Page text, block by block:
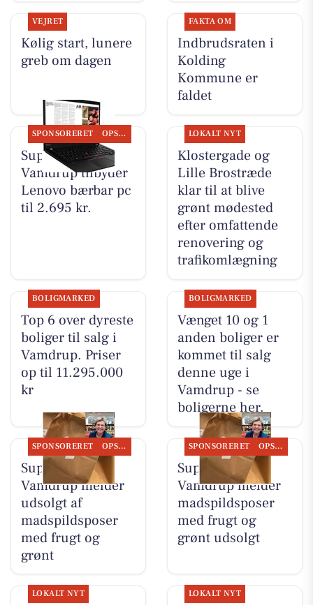
VEJRET
Kølig start, lunere
greb om dagen
FAKTA OM
Indbrudsraten i
Kolding
Kommune er
faldet
SPONSORERET OPSLAGSTAVLEN
SuperBrugsen
Vamdrup tilbyder
Lenovo bærbar pc
til 2.695 kr.
LOKALT NYT
Klostergade og
Lille Brostræde
klar til at blive
grønt mødested
efter omfattende
renovering og
trafikomlægning
BOLIGMARKED
Top 6 over dyreste
boliger til salg i
Vamdrup. Priser
op til 11.295.000
kr
BOLIGMARKED
Vænget 10 og 1
anden boliger er
kommet til salg
denne uge i
Vamdrup - se
boligerne her.
SPONSORERET OPSLAGSTAVLEN
SuperBrugsen
Vamdrup melder
udsolgt af
madspildsposer
med frugt og
grønt
SPONSORERET OPSLAGSTAVLEN
SuperBrugsen
Vamdrup melder
madspildsposer
med frugt og
grønt udsolgt
LOKALT NYT LOKALT NYT